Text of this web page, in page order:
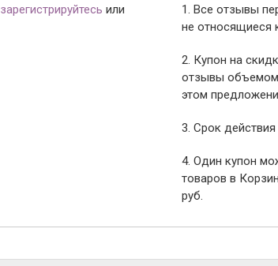
зарегистрируйтесь или
1. Все отзывы
не относящиеся
2. Купон на
отзывы объемом
этом
3. Срок
4. Один купон
товаров в
руб.